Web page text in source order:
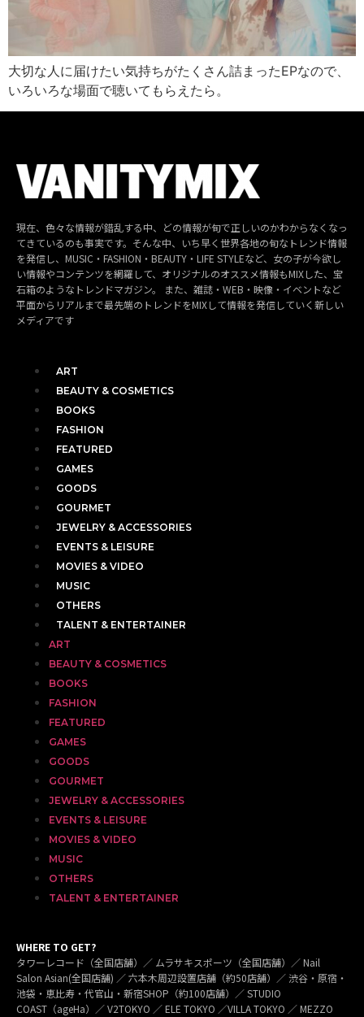
大切な人に届けたい気持ちがたくさん詰まったEPなので、
いろいろな場面で聴いてもらえたら。
現在、色々な情報が錯乱する中、どの情報が旬で正しいのかわからなくなっ
てきているのも事実です。そんな中、いち早く世界各地の旬なトレンド情報
を発信し、MUSIC・FASHION・BEAUTY・LIFE STYLEなど、女の子が今欲し
い情報やコンテンツを網羅して、オリジナルのオススメ情報もMIXした、宝
石箱のようなトレンドマガジン。 また、雑誌・WEB・映像・イベントなど
平面からリアルまで最先端のトレンドをMIXして情報を発信していく新しい
メディアです
ART
BEAUTY & COSMETICS
BOOKS
FASHION
FEATURED
GAMES
GOODS
GOURMET
JEWELRY & ACCESSORIES
EVENTS & LEISURE
MOVIES & VIDEO
MUSIC
OTHERS
TALENT & ENTERTAINER
ART
BEAUTY & COSMETICS
BOOKS
FASHION
FEATURED
GAMES
GOODS
GOURMET
JEWELRY & ACCESSORIES
EVENTS & LEISURE
MOVIES & VIDEO
MUSIC
OTHERS
TALENT & ENTERTAINER
WHERE TO GET?
タワーレコード（全国店舗）／ ムラサキスポーツ（全国店舗）／ Nail
Salon Asian(全国店舗) ／ 六本木周辺設置店舗（約50店舗）／ 渋谷・原宿・
池袋・恵比寿・代官山・新宿SHOP（約100店舗）／ STUDIO
COAST（ageHa）／ V2TOKYO ／ ELE TOKYO ／VILLA TOKYO ／ MEZZO